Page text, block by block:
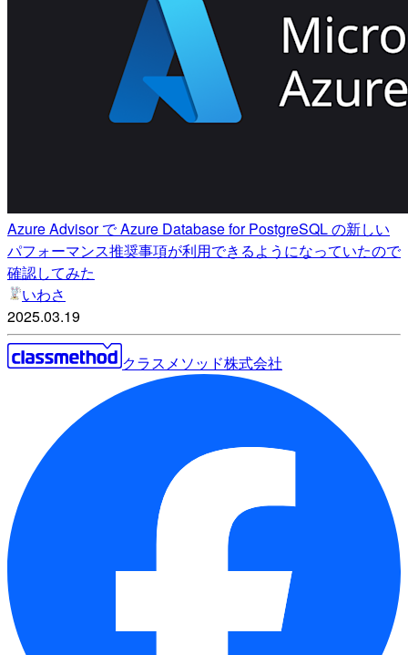
Azure Advisor で Azure Database for PostgreSQL の新しい
パフォーマンス推奨事項が利用できるようになっていたので
確認してみた
いわさ
2025.03.19
クラスメソッド株式会社